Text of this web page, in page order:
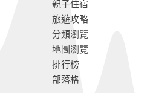
親子住宿
旅遊攻略
分類瀏覽
地圖瀏覽
排行榜
部落格